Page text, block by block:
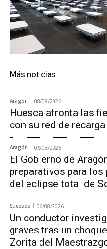
Más noticias
Aragón 08/08/2026
Huesca afronta las
con su red de
Aragón 06/08/2026
El Gobierno de
preparativos para
del eclipse total de
Sucesos 06/08/2026
Un conductor
graves tras un
Zorita del